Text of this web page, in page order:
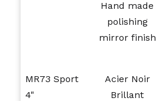
Hand made
polishing
mirror finish
MR73 Sport
4"
Acier Noir
Brillant